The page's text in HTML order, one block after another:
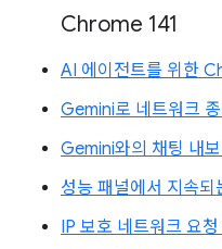
Chrome 141
AI 에이전트를 위한
Gemini로 네트워크
Gemini와의 채팅 내보
성능 패널에서 지속되
IP 보호 네트워크 요